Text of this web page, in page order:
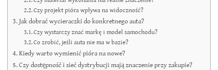
Czy projekt pióra wpływa na widoczność?
Jak dobrać wycieraczki do konkretnego auta?
Czy wystarczy znać markę i model samochodu?
Co zrobić, jeśli auta nie ma w bazie?
Kiedy warto wymienić pióra na nowe?
Czy dostępność i sieć dystrybucji mają znaczenie przy zakupie?